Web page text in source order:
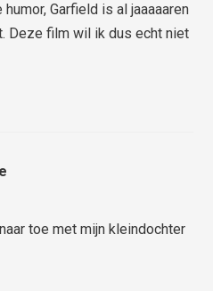
humor, Garfield is al jaaaaaren
Deze film wil ik dus echt niet
toe met mijn kleindochter